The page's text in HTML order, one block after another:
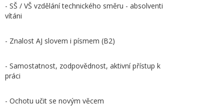
- SŠ / VŠ vzdělání technického směru - absolventi
vítáni
- Znalost AJ slovem i písmem (B2)
- Samostatnost, zodpovědnost, aktivní přístup k
práci
- Ochotu učit se novým věcem